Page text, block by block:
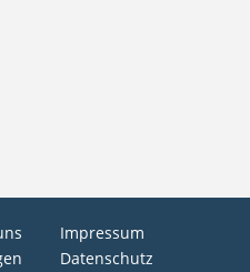
Impressum
Datenschutz